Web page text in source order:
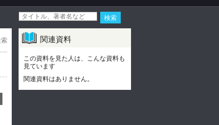
関連資料
この資料を見た人は、こんな資料も
見ています
関連資料はありません。